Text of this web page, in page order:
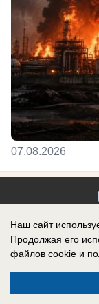
07.08.2026
Наш сайт
Продолжая его
файлов cookie и